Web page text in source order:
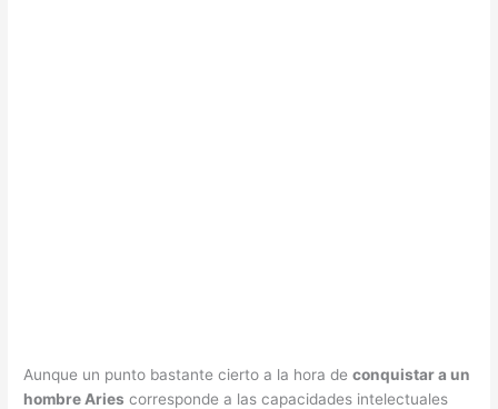
Aunque un punto bastante cierto a la hora deconquistar a un
hombre Aries corresponde a las capacidades intelectuales